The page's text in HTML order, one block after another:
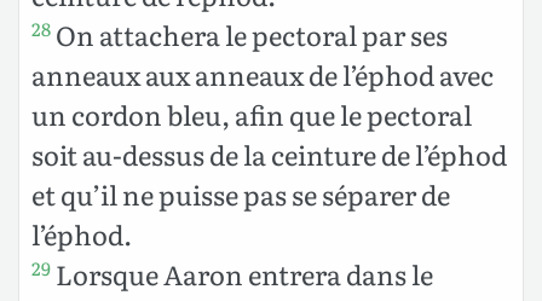
28 On attachera le pectoral par ses
anneaux aux anneaux de l’éphod avec
un cordon bleu, afin que le pectoral
soit au-dessus de la ceinture de l’éphod
et qu’il ne puisse pas se séparer de
l’éphod.
29 Lorsque Aaron entrera dans le